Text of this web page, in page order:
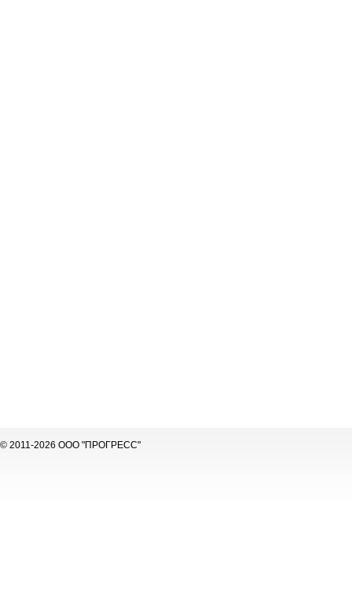
© 2011-2026 ООО "ПРОГРЕСС"